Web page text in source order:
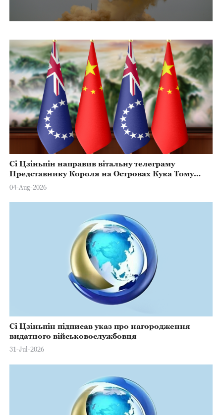
Сі Цзіньпін направив вітальну телеграму
Представнику Короля на Островах Кука Тому
Марстерсу з нагоди Дня Конституції
04-Aug-2026
Сі Цзіньпін підписав указ про нагородження
видатного військовослужбовця
31-Jul-2026